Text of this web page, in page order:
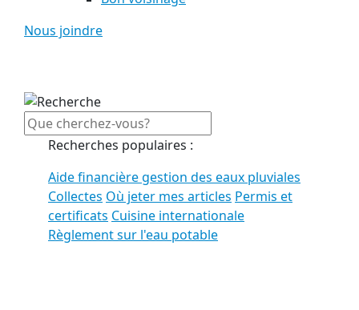
Nous joindre
Recherches populaires :
Aide financière gestion des eaux pluviales
Collectes Où jeter mes articles Permis et
certificats Cuisine internationale
Règlement sur l'eau potable